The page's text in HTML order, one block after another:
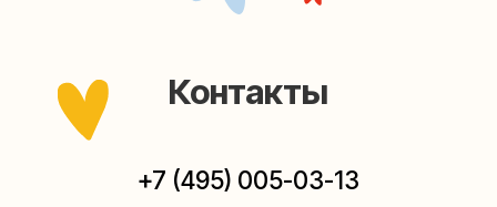
Мастерские упаковки подарков работают без
заходите — всегда рады помочь!